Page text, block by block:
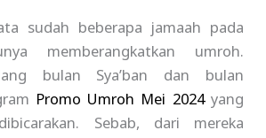
sudah beberapa jamaah pada
memberangkatkan umroh.
bulan Sya’ban dan bulan
Promo Umroh Mei 2024yang
Sebab, dari mereka